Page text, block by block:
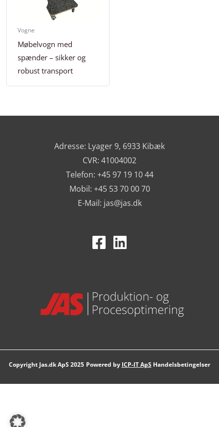
Vogne
Møbelvogn med
spænder – sikker og
robust transport
Adresse: Lyager 9, 6933 Kibæk
CVR: 41004002
Telefon: +45 97 19 10 44
Mobil: +45 53 70 00 70
E-Mail: jas@jas.dk
Copyright Jas.dk ApS 2025 Powered by ICP-IT ApS Handelsbetingelser